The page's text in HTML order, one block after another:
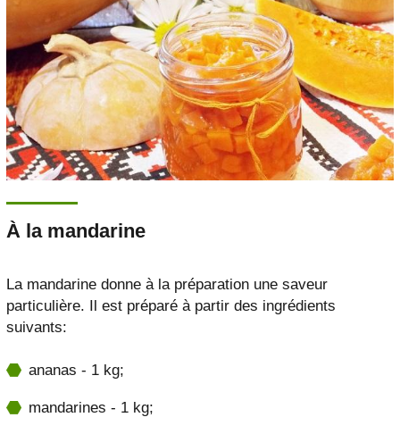
À la mandarine
La mandarine donne à la préparation une saveur
particulière. Il est préparé à partir des ingrédients
suivants:
ananas - 1 kg;
mandarines - 1 kg;